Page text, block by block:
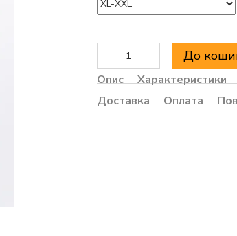
До
Опис
Характеристики
Доставка
Оплата